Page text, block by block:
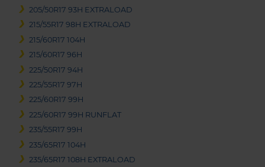
205/50R17 93H EXTRALOAD
215/55R17 98H EXTRALOAD
215/60R17 104H
215/60R17 96H
225/50R17 94H
225/55R17 97H
225/60R17 99H
225/60R17 99H RUNFLAT
235/55R17 99H
235/65R17 104H
235/65R17 108H EXTRALOAD